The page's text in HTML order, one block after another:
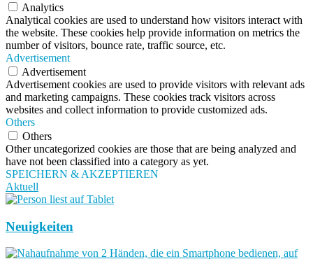
Analytics
Analytical cookies are used to understand how visitors interact with
the website. These cookies help provide information on metrics the
number of visitors, bounce rate, traffic source, etc.
Advertisement
Advertisement
Advertisement cookies are used to provide visitors with relevant ads
and marketing campaigns. These cookies track visitors across
websites and collect information to provide customized ads.
Others
Others
Other uncategorized cookies are those that are being analyzed and
have not been classified into a category as yet.
SPEICHERN & AKZEPTIEREN
Aktuell
Neuigkeiten